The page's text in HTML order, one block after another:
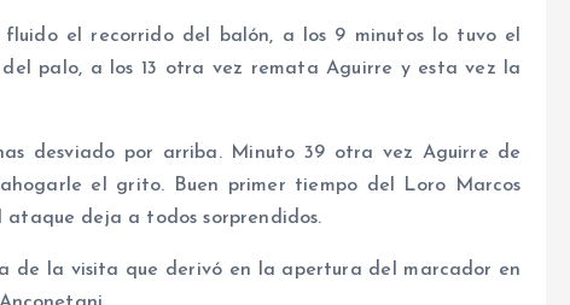
el recorrido del balón, a los 9 minutos lo tuvo el
palo, a los 13 otra vez remata Aguirre y esta vez la
desviado por arriba. Minuto 39 otra vez Aguirre de
el grito. Buen primer tiempo del Loro Marcos
ataque deja a todos sorprendidos.
de la visita que derivó en la apertura del marcador en